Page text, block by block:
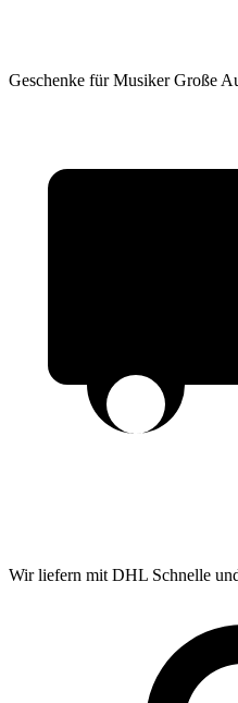
Geschenke für Musiker Große
Wir liefern mit DHL Schnelle